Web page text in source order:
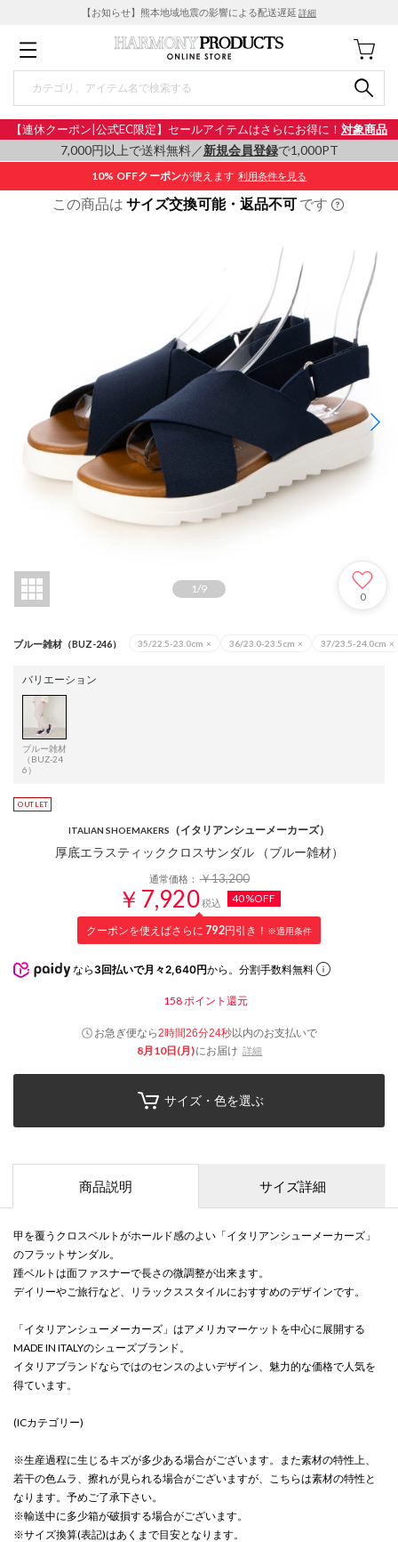
【お知らせ】熊本地域地震の影響による配送遅延 詳細
【連休クーポン|公式EC限定】セールアイテムはさらにお得に！ 対象商品
7,000円以上で送料無料／新規会員登録で1,000PT
10% OFFクーポンが使えます 利用条件を見る
この商品は サイズ交換可能・返品不可 です
1/9
0
ブルー雑材（BUZ-246） 35/22.5-23.0cm × 36/23.0-23.5cm × 37/23.5-24.0cm ×
バリエーション
ブルー雑材
（BUZ-24
6）
ITALIAN SHOEMAKERS （イタリアンシューメーカーズ）
厚底エラスティッククロスサンダル （ブルー雑材）
通常価格：￥13,200
￥7,920税込 40%OFF
クーポンを使えばさらに 792円引き！ ※適用条件
なら 3回払いで月々2,640円から。分割手数料無料
158 ポイント還元
お急ぎ便なら2時間26分24秒以内のお支払いで
8月10日(月)にお届け 詳細
サイズ・色を選ぶ
商品説明 サイズ詳細
甲を覆うクロスベルトがホールド感のよい「イタリアンシューメーカーズ」
のフラットサンダル。
踵ベルトは面ファスナーで長さの微調整が出来ます。
デイリーやご旅行など、リラックススタイルにおすすめのデザインです。
「イタリアンシューメーカーズ」はアメリカマーケットを中心に展開する
MADE IN ITALYのシューズブランド。
イタリアブランドならではのセンスのよいデザイン、魅力的な価格で人気を
得ています。
(ICカテゴリー)
※生産過程に生じるキズが多少ある場合がございます。また素材の特性上、
若干の色ムラ、擦れが見られる場合がございますが、こちらは素材の特性と
なります。予めご了承下さい。
※輸送中に多少箱が破損する場合がございます。
※サイズ換算(表記)はあくまで目安となります。